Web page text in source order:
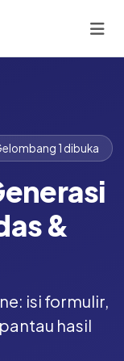
1 dibuka
&
isi formulir,
hasil